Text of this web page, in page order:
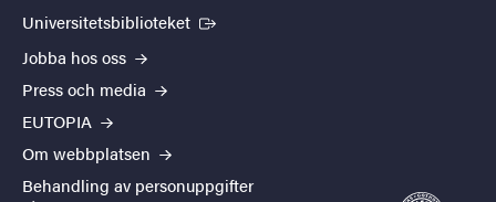
Universitetsbiblioteket (Extern länk)
Jobba hos oss
Press och media
EUTOPIA
Om webbplatsen
Behandling av personuppgifter